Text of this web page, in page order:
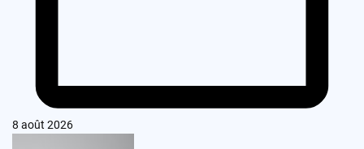
8 août 2026